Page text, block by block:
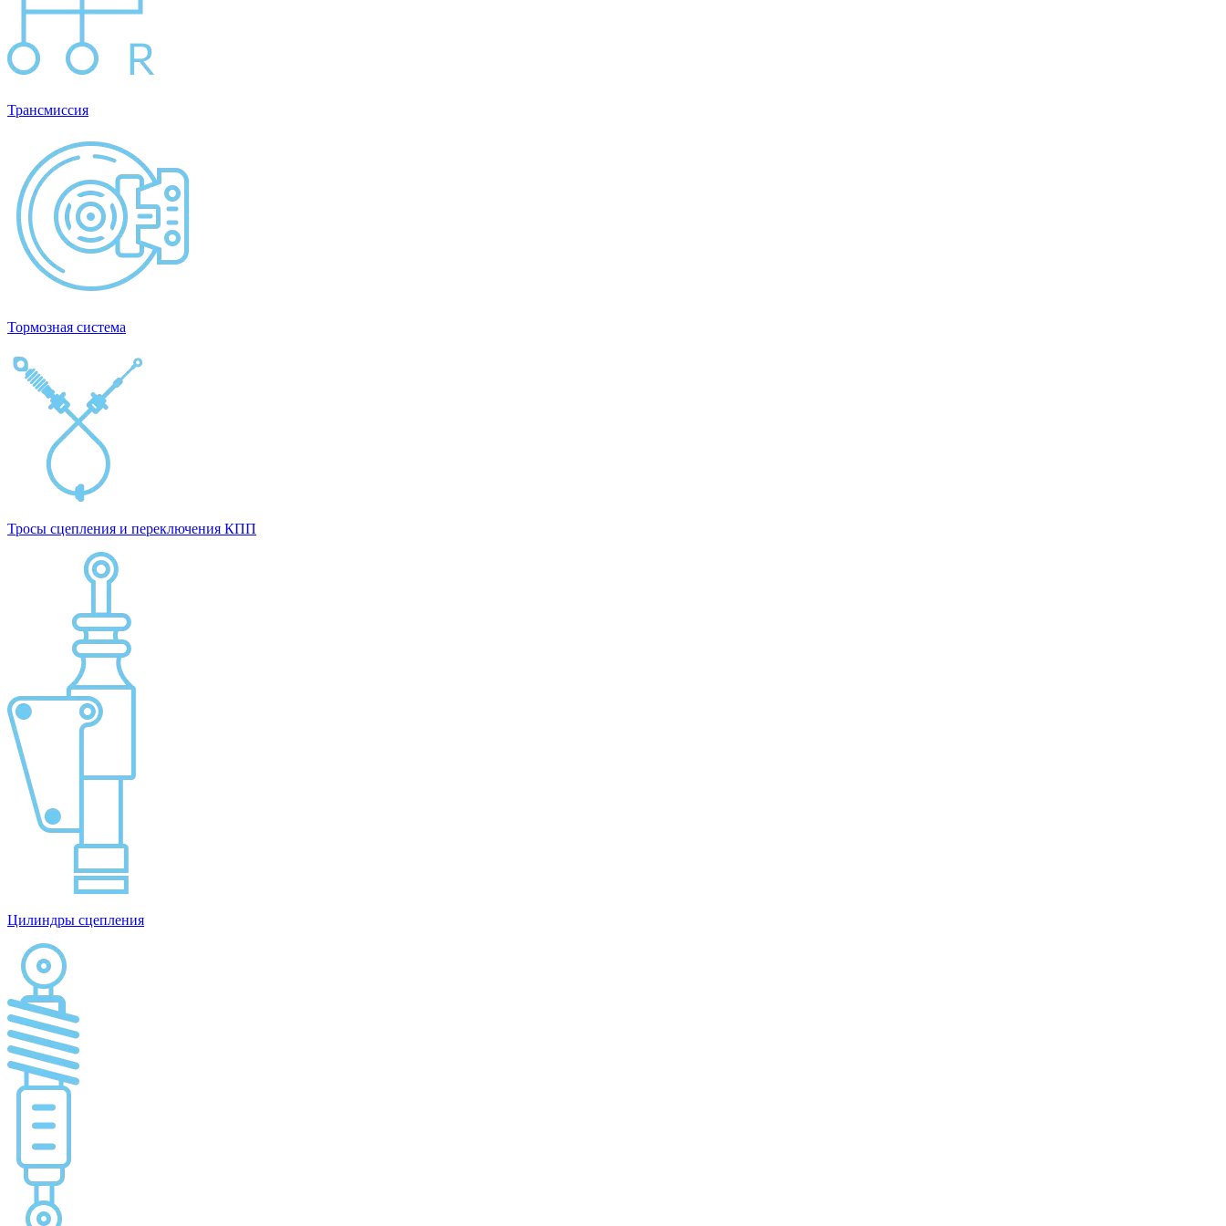
Трансмиссия
Тормозная система
Тросы сцепления и переключения КПП
Цилиндры сцепления